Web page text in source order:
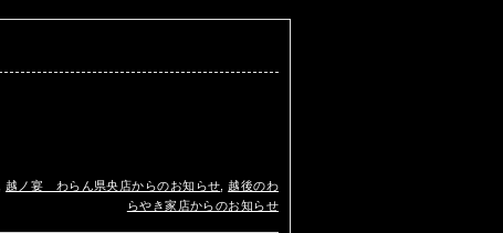
,越ノ宴 わらん県央店からのお知らせ ,越後のわ
らやき家店からのお知らせ